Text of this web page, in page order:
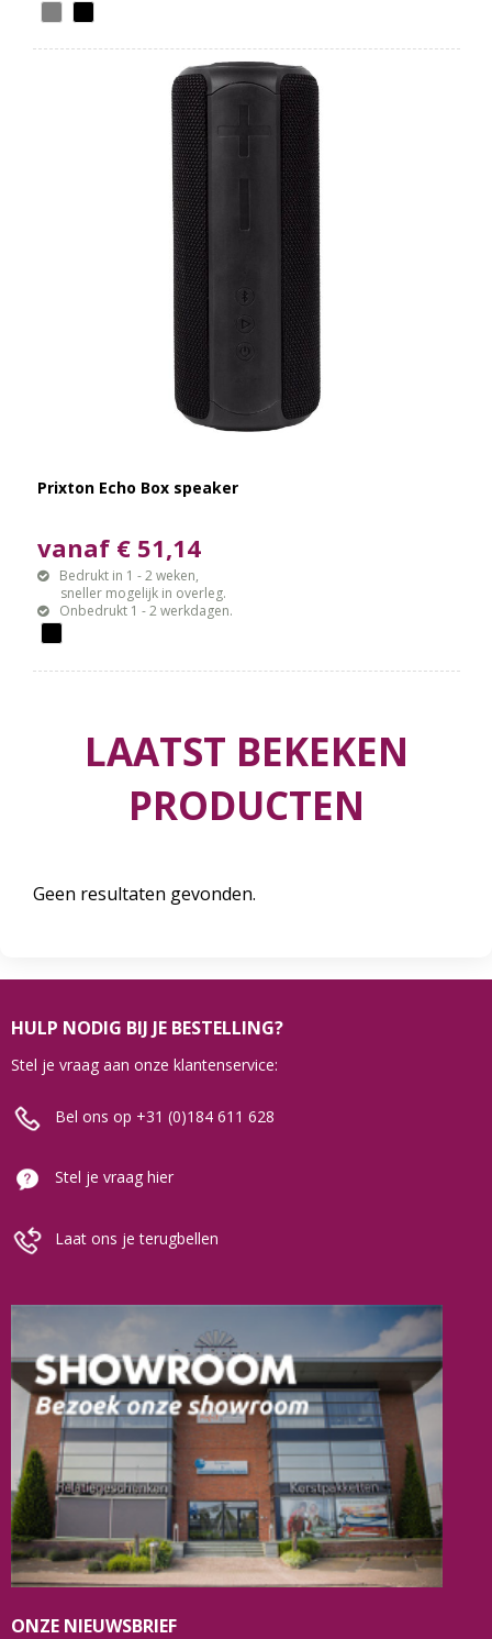
Prixton Echo Box speaker
vanaf € 51,14
Bedrukt in 1 - 2 weken,
sneller mogelijk in overleg.
Onbedrukt 1 - 2 werkdagen.
LAATST BEKEKEN
PRODUCTEN
Geen resultaten gevonden.
HULP NODIG BIJ JE BESTELLING?
Stel je vraag aan onze klantenservice:
Bel ons op +31 (0)184 611 628
Stel je vraag hier
Laat ons je terugbellen
ONZE NIEUWSBRIEF